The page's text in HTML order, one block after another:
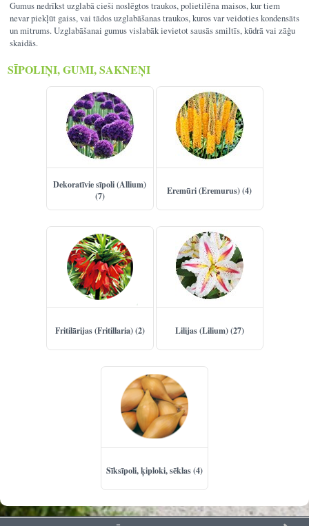
Gumus nedrīkst uzglabā cieši noslēgtos traukos, polietilēna maisos, kur tiem
nevar piekļūt gaiss, vai tādos uzglabāšanas traukos, kuros var veidoties kondensāts
un mitrums. Uzglabāšanai gumus vislabāk ievietot sausās smiltīs, kūdrā vai zāģu
skaidās.
SĪPOLIŅI, GUMI, SAKNEŅI
Dekoratīvie sīpoli (Allium)
(7)
Eremūri (Eremurus) (4)
Fritilārijas (Fritillaria) (2) Lilijas (Lilium) (27)
Sīksīpoli, ķiploki, sēklas (4)